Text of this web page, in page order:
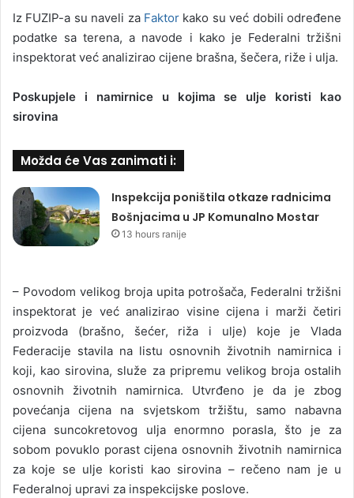
Iz FUZIP-a su naveli za Faktor kako su već dobili određene
podatke sa terena, a navode i kako je Federalni tržišni
inspektorat već analizirao cijene brašna, šečera, riže i ulja.
Poskupjele i namirnice u kojima se ulje koristi kao
sirovina
Možda će Vas zanimati i:
Inspekcija poništila otkaze radnicima
Bošnjacima u JP Komunalno Mostar
13 hours ranije
– Povodom velikog broja upita potrošača, Federalni tržišni
inspektorat je već analizirao visine cijena i marži četiri
proizvoda (brašno, šećer, riža i ulje) koje je Vlada
Federacije stavila na listu osnovnih životnih namirnica i
koji, kao sirovina, služe za pripremu velikog broja ostalih
osnovnih životnih namirnica. Utvrđeno je da je zbog
povećanja cijena na svjetskom tržištu, samo nabavna
cijena suncokretovog ulja enormno porasla, što je za
sobom povuklo porast cijena osnovnih životnih namirnica
za koje se ulje koristi kao sirovina – rečeno nam je u
Federalnoj upravi za inspekcijske poslove.